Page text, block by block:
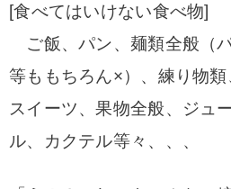
[食べてはいけない食べ物]
ご飯、パン、麺類全般（
等ももちろん×）、練り物類
スイーツ、果物全般、ジュ
ル、カクテル等々、、、